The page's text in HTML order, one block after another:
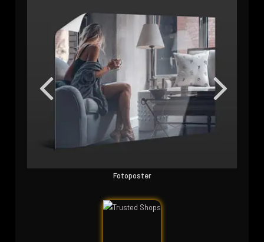
Fotoposter
Bestechende Details und leuchtende Farben
Blendfreie Satinoberfläche